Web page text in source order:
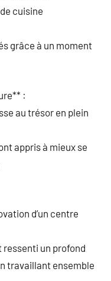
cuisine
grâce à un moment
:
au trésor en plein
appris à mieux se
d’un centre
un profond
travaillant ensemble